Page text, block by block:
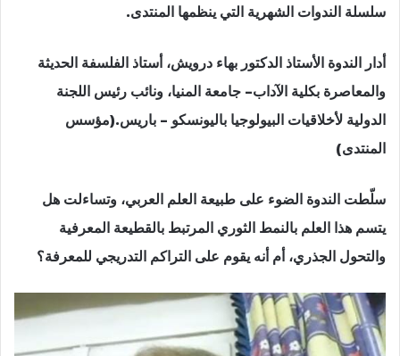
سلسلة الندوات الشهرية التي ينظمها المنتدى.
أدار الندوة الأستاذ الدكتور بهاء درويش، أستاذ الفلسفة الحديثة
والمعاصرة بكلية الآداب– جامعة المنيا، ونائب رئيس اللجنة
الدولية لأخلاقيات البيولوجيا باليونسكو – باريس.(مؤسس
المنتدى)
سلّطت الندوة الضوء على طبيعة العلم العربي، وتساءلت هل
يتسم هذا العلم بالنمط الثوري المرتبط بالقطيعة المعرفية
والتحول الجذري، أم أنه يقوم على التراكم التدريجي للمعرفة؟